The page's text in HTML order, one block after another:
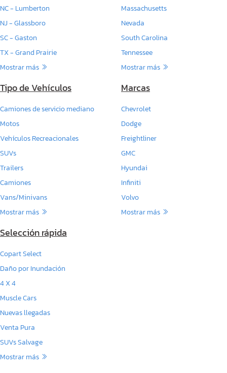
NC - Lumberton
NJ - Glassboro
SC - Gaston
TX - Grand Prairie
Mostrar más
Massachusetts
Nevada
South Carolina
Tennessee
Mostrar más
Tipo de Vehículos
Camiones de servicio mediano
Motos
Vehículos Recreacionales
SUVs
Trailers
Camiones
Vans/Minivans
Mostrar más
Marcas
Chevrolet
Dodge
Freightliner
GMC
Hyundai
Infiniti
Volvo
Mostrar más
Selección rápida
Copart Select
Daño por Inundación
4 X 4
Muscle Cars
Nuevas llegadas
Venta Pura
SUVs Salvage
Mostrar más